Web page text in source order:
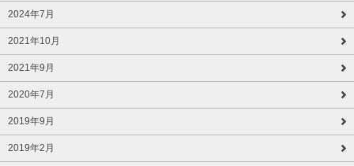
2024年7月
2021年10月
2021年9月
2020年7月
2019年9月
2019年2月